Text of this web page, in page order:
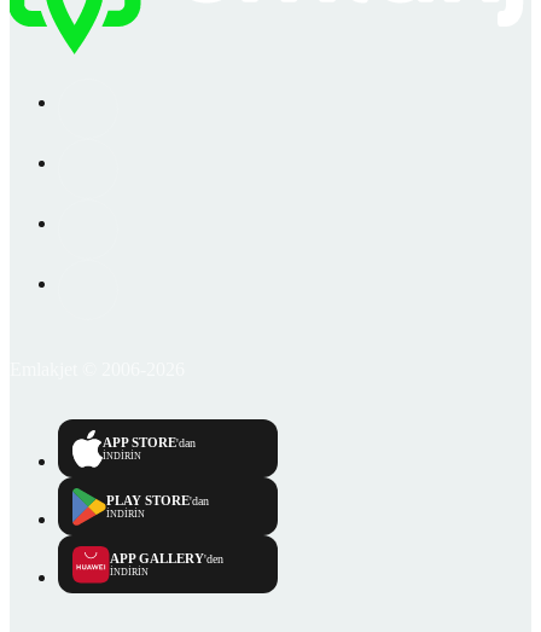
APP STORE'dan
İNDİRİN
PLAY STORE'dan
İNDİRİN
APP GALLERY'den
İNDİRİN